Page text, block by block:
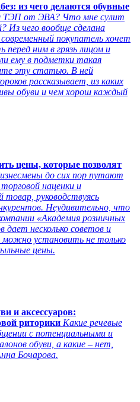
из чего делаются обувные
ТЭП от ЭВА? Что мне сулит
чего вообще сделана
покупатель хочет
ним в грязь лицом и
ему в подметки такая
эту статью. В ней
рассказывает, из каких
обуви и чем хорош каждый
цены, которые позволят
до сих пор путают
наценки и
руководствуясь
Неудивительно, что
«Академия розничных
дает несколько советов и
установить не только
цены.
и аксессуаров:
риторики Какие речевые
с потенциальными и
обуви, а какие – нет,
Бочарова.